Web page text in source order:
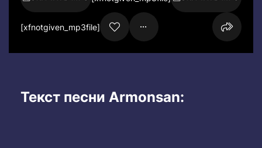
[xfnotgiven_mp3file]
Текст песни Armonsan: